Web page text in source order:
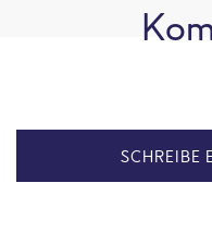
SCHREIBE